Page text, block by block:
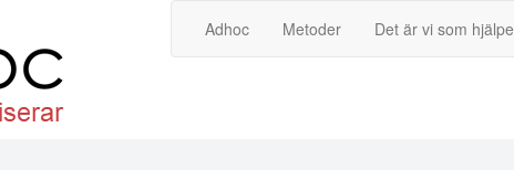
Adhoc Metoder Det är vi som